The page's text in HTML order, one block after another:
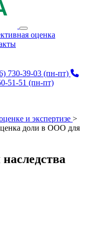
оценка
730-39-03 (пн-пт)
51-51 (пн-пт)
и экспертизе >
доли в ООО для